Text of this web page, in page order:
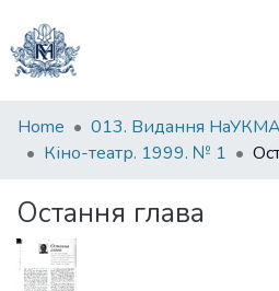
Communities
&
All of DSpace
Statistics
Home 013. Видання НаУКМА
Кіно-театр. 1999. № 1
Остання глава